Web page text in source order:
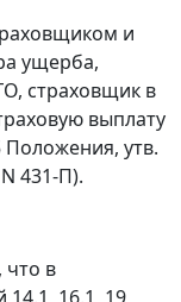
и
ущерба,
страховщик в
выплату
утв.
431-П).
что в